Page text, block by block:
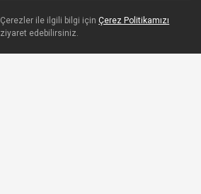
Çerezler ile ilgili bilgi içinÇerez Politikamızı
ziyaret edebilirsiniz.